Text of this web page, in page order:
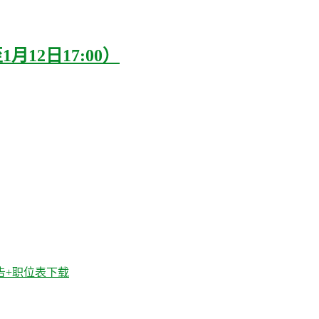
12日17:00）
+职位表下载